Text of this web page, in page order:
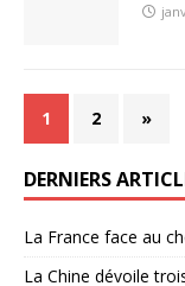
1 2 »
DERNIERS
La France face au
La Chine dévoile